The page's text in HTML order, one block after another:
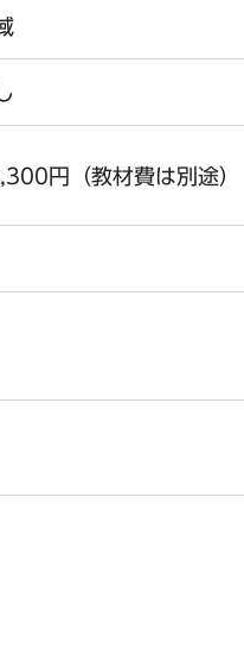
円（教材費は別途）